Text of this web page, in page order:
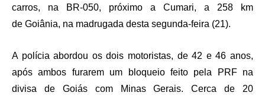
carros, na BR-050, próximo a Cumari, a 258 km
de Goiânia, na madrugada desta segunda-feira (21).
A polícia abordou os dois motoristas, de 42 e 46 anos,
após ambos furarem um bloqueio feito pela PRF na
divisa de Goiás com Minas Gerais. Cerca de 20